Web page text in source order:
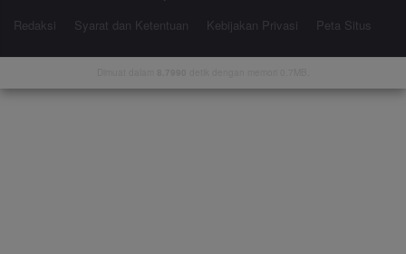
Redaksi
Syarat dan Ketentuan Kebijakan Privasi Peta Situs